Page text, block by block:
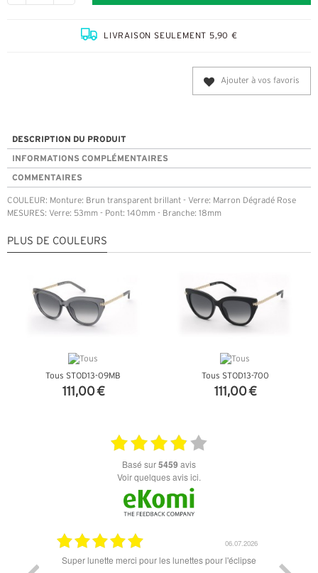
LIVRAISON SEULEMENT 5,90 €
Ajouter à vos favoris
DESCRIPTION DU PRODUIT
INFORMATIONS COMPLÉMENTAIRES
COMMENTAIRES
COULEUR: Monture: Brun transparent brillant - Verre: Marron Dégradé Rose
MESURES: Verre: 53mm - Pont: 140mm - Branche: 18mm
PLUS DE COULEURS
Tous STOD13-09MB
111,00 €
Tous STOD13-700
111,00 €
basé sur5459 avis
Voir quelques avis ici.
06.07.2026
Super lunette merci pour les lunettes pour l'éclipse